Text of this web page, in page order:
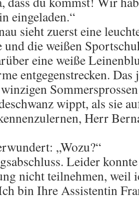
eingeladen.“
sieht zuerst eine
und die weißen
eine weiße
entgegenstrecken.
wippt, als sie
Herr
„Wozu?“
Leider
nicht teilnehmen, weil
bin Ihre Assistentin